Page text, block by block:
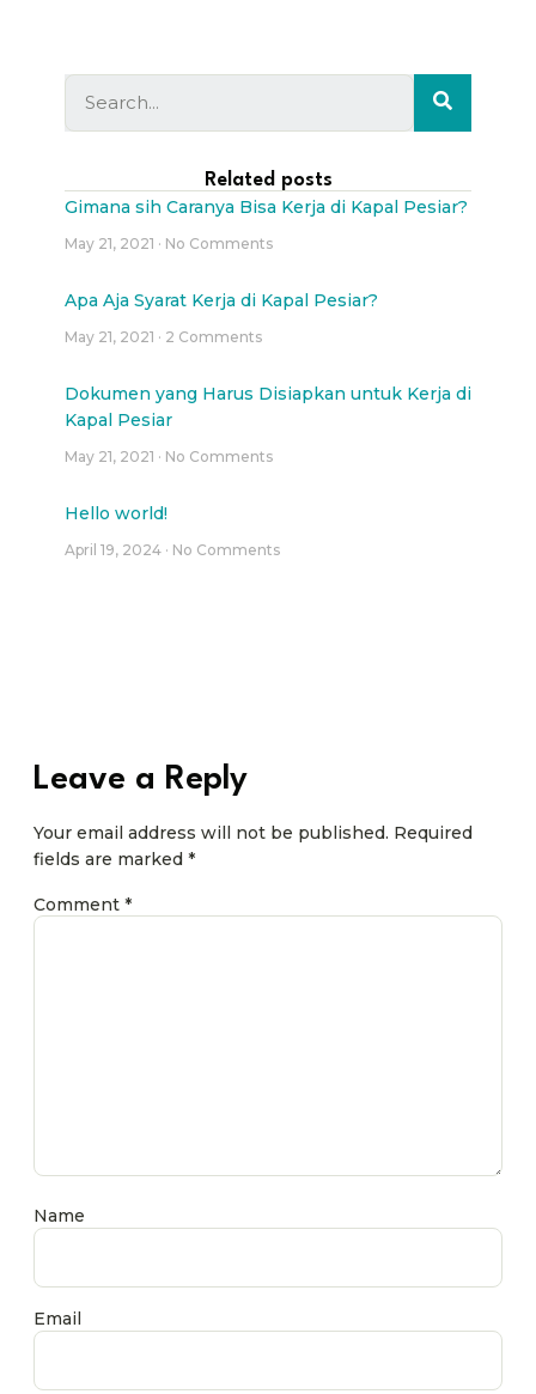
Related posts
Gimana sih Caranya Bisa Kerja di Kapal Pesiar?
May 21, 2021 No Comments
Apa Aja Syarat Kerja di Kapal Pesiar?
May 21, 2021 2 Comments
Dokumen yang Harus Disiapkan untuk Kerja di
Kapal Pesiar
May 21, 2021 No Comments
Hello world!
April 19, 2024 No Comments
Leave a Reply
Your email address will not be published. Required
fields are marked *
Comment *
Name
Email